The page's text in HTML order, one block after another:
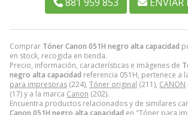
Comprar Tóner Canon 051H negro alta capacidad
en stock, recogida en tienda.
Precio, información, características e imágenes de
negro alta capacidad referencia 051H, pertenece a
para impresoras (224), Tóner original (211), CANON
(17) y a la marca Canon (202).
Encuentra productos relacionados y de similares
Canon 051H negro alta capacidad en "Tóner para